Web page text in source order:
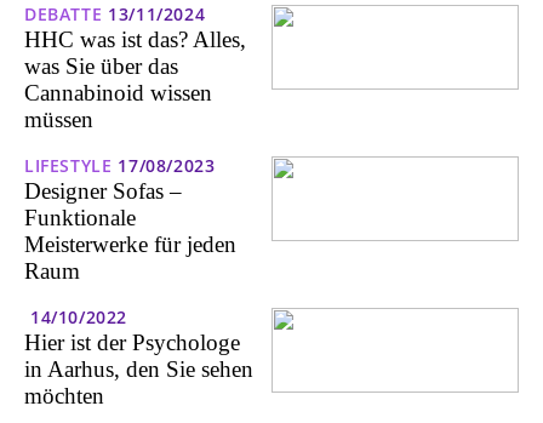
DEBATTE 13/11/2024
HHC was ist das? Alles,
was Sie über das
Cannabinoid wissen
müssen
LIFESTYLE 17/08/2023
Designer Sofas –
Funktionale
Meisterwerke für jeden
Raum
14/10/2022
Hier ist der Psychologe
in Aarhus, den Sie sehen
möchten